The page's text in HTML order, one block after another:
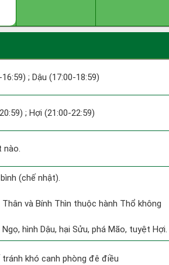
; Dậu (17:00-18:59)
; Hợi (21:00-22:59)
nào.
(chế nhật).
và Bính Thìn thuộc hành Thổ không
hình Dậu, hại Sửu, phá Mão, tuyệt Hợi.
khó canh phòng đê điều